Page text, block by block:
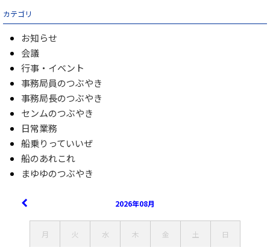
カテゴリ
お知らせ
会議
行事・イベント
事務局員のつぶやき
事務局長のつぶやき
センムのつぶやき
日常業務
船乗りっていいぜ
船のあれこれ
まゆゆのつぶやき
2026年08月
月 火 水 木 金 土 日